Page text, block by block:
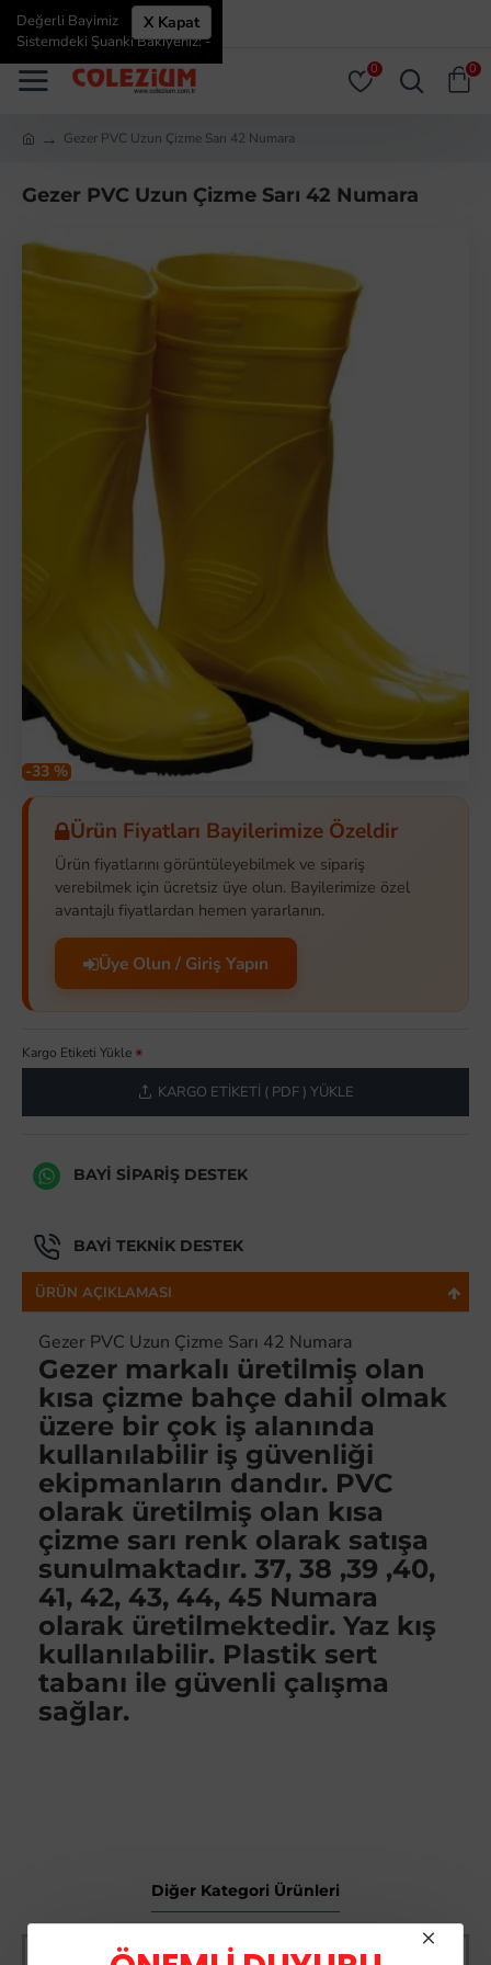
ÜYE GIRIŞI ÜYE OL
0 0
X Kapat
Değerli Bayimiz
Sistemdeki Şuanki Bakiyeniz: -
Gezer PVC Uzun Çizme Sarı 42 Numara
Gezer PVC Uzun Çizme Sarı 42 Numara
-33 %
Ürün Fiyatları Bayilerimize Özeldir
Ürün fiyatlarını görüntüleyebilmek ve sipariş
verebilmek için ücretsiz üye olun. Bayilerimize özel
avantajlı fiyatlardan hemen yararlanın.
Üye Olun / Giriş Yapın
Kargo Etiketi Yükle
KARGO ETIKETI ( PDF ) YÜKLE
BAYI SIPARIŞ DESTEK
BAYI TEKNIK DESTEK
ÜRÜN AÇIKLAMASI
Gezer PVC Uzun Çizme Sarı 42 Numara
Gezer markalı üretilmiş olan
kısa çizme bahçe dahil olmak
üzere bir çok iş alanında
kullanılabilir iş güvenliği
ekipmanların dandır. PVC
olarak üretilmiş olan kısa
çizme sarı renk olarak satışa
sunulmaktadır. 37, 38 ,39 ,40,
41, 42, 43, 44, 45 Numara
olarak üretilmektedir. Yaz kış
kullanılabilir. Plastik sert
tabanı ile güvenli çalışma
sağlar.
Diğer Kategori Ürünleri